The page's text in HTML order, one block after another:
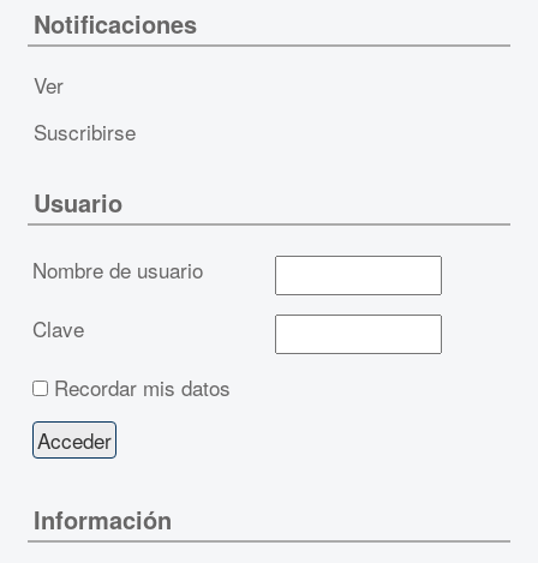
Notificaciones
Ver
Suscribirse
Usuario
Nombre de usuario
Clave
Recordar mis datos
Información